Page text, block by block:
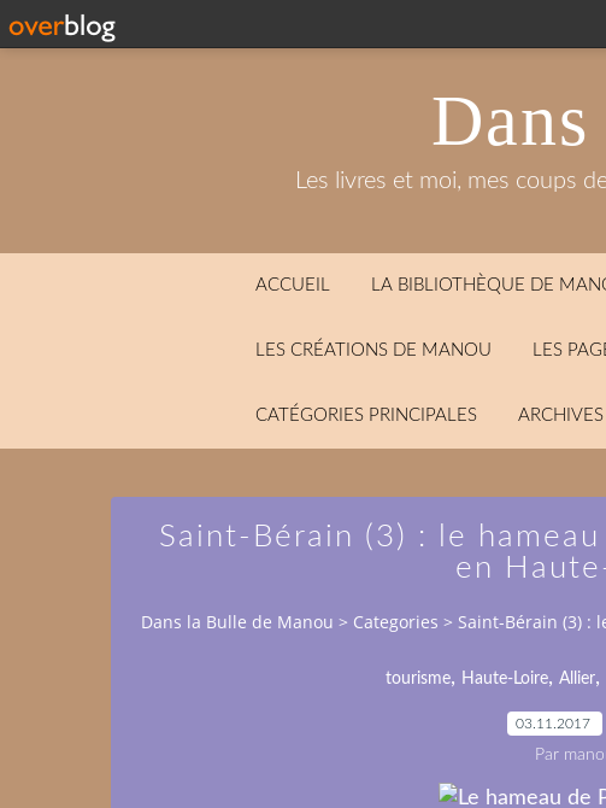
Les livres et moi, mes coups
ACCUEIL LA BIBLIOTHÈQUE DE
LES CRÉATIONS DE MANOU LES
CATÉGORIES PRINCIPALES ARCHIVES
Saint-Bérain (3) : le
en
Dans la Bulle de Manou > Categories > Saint-Bérain (3) :
tourisme, Haute-Loire, Allier,
03.11.2017
Par